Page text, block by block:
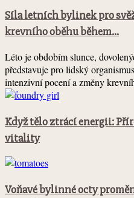
Síla letních bylinek pro
krevního oběhu během...
Léto je obdobím slunce,
představuje pro lidský
intenzivní pocení a změny
Když tělo ztrácí energii:
vitality
Voňavé bylinné octy